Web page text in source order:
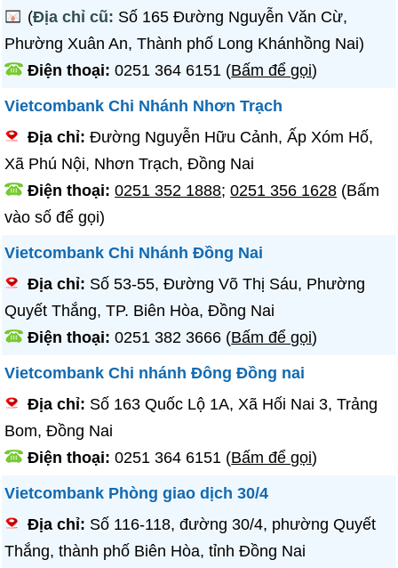
(Địa chỉ cũ: Số 165 Đường Nguyễn Văn Cừ,
Phường Xuân An, Thành phố Long Khánhồng Nai)
Điện thoại:0251 364 6151 (Bấm để gọi)
Vietcombank Chi Nhánh Nhơn Trạch
Địa chỉ:Đường Nguyễn Hữu Cảnh, Ấp Xóm Hố,
Xã Phú Nội, Nhơn Trạch, Đồng Nai
Điện thoại:0251 352 1888;0251 356 1628 (Bấm
vào số để gọi)
Vietcombank Chi Nhánh Đồng Nai
Địa chỉ: Số 53-55, Đường Võ Thị Sáu, Phường
Quyết Thắng, TP. Biên Hòa, Đồng Nai
Điện thoại:0251 382 3666 (Bấm để gọi)
Vietcombank Chi nhánh Đông Đồng nai
Địa chỉ: Số 163 Quốc Lộ 1A, Xã Hối Nai 3, Trảng
Bom, Đồng Nai
Điện thoại:0251 364 6151 (Bấm để gọi)
Vietcombank Phòng giao dịch 30/4
Địa chỉ: Số 116-118, đường 30/4, phường Quyết
Thắng, thành phố Biên Hòa, tỉnh Đồng Nai